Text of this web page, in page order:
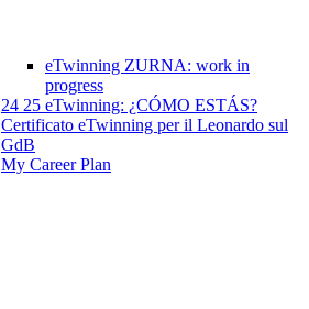
eTwinning ZURNA: work in
progress
24 25 eTwinning: ¿CÓMO ESTÁS?
Certificato eTwinning per il Leonardo sul
GdB
My Career Plan